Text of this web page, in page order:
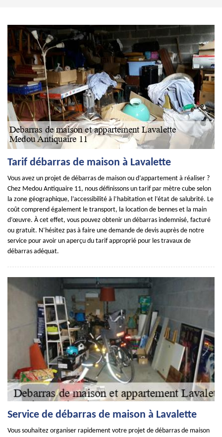
Tarif débarras de maison à Lavalette
Vous avez un projet de débarras de maison ou d’appartement à réaliser ?
Chez Medou Antiquaire 11, nous définissons un tarif par mètre cube selon
la zone géographique, l’accessibilité à l’habitation et l’état de salubrité. Le
coût comprend également le transport, la location de bennes et la main
d’œuvre. À cet effet, vous pouvez obtenir un débarras indemnisé, facturé
ou gratuit. N’hésitez pas à faire une demande de devis auprès de notre
service pour avoir un aperçu du tarif approprié pour les travaux de
débarras adéquat.
Service de débarras de maison à Lavalette
Vous souhaitez organiser rapidement votre projet de débarras de maison